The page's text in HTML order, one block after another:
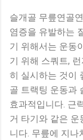
슬개골 무릎연골
염증을 유발하는
기 위해서는 운동
기 위해 스쿼트,
히 실시하는 것이
골 트랙팅 운동과
효과적입니다. 근
거 타기와 같은
니다. 무릎에 지나